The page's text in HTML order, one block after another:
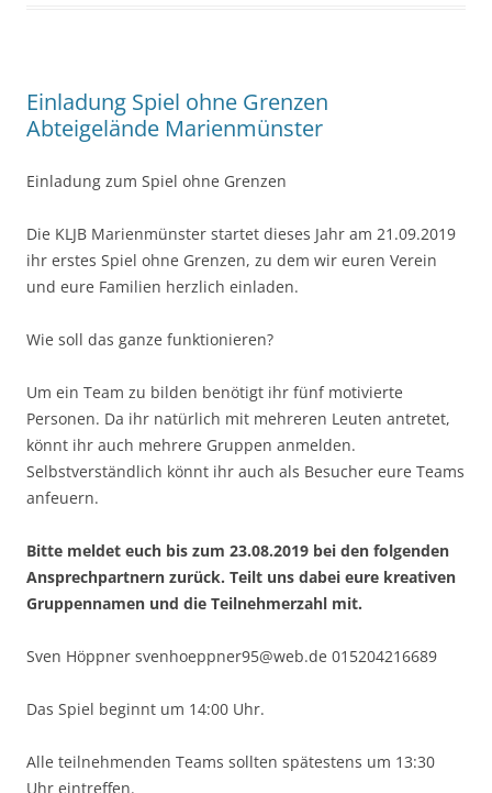
Einladung Spiel ohne Grenzen
Abteigelände Marienmünster
Einladung zum Spiel ohne Grenzen
Die KLJB Marienmünster startet dieses Jahr am 21.09.2019
ihr erstes Spiel ohne Grenzen, zu dem wir euren Verein
und eure Familien herzlich einladen.
Wie soll das ganze funktionieren?
Um ein Team zu bilden benötigt ihr fünf motivierte
Personen. Da ihr natürlich mit mehreren Leuten antretet,
könnt ihr auch mehrere Gruppen anmelden.
Selbstverständlich könnt ihr auch als Besucher eure Teams
anfeuern.
Bitte meldet euch bis zum 23.08.2019 bei den folgenden
Ansprechpartnern zurück. Teilt uns dabei eure kreativen
Gruppennamen und die Teilnehmerzahl mit.
Sven Höppner svenhoeppner95@web.de 015204216689
Das Spiel beginnt um 14:00 Uhr.
Alle teilnehmenden Teams sollten spätestens um 13:30
Uhr eintreffen.